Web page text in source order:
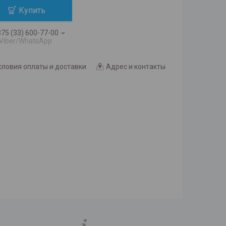
Купить
(33) 600-77-00
WhatsApp
оплаты и доставки Адрес и контакты